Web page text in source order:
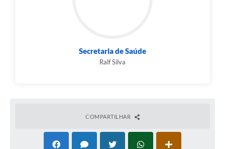
Secretaria de Saúde
Ralf Silva
COMPARTILHAR